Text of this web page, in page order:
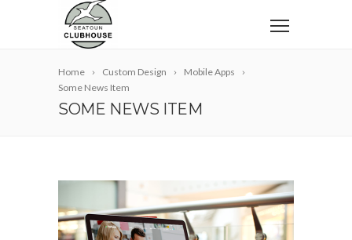
Home Custom Design
Mobile Apps
Some News Item
SOME NEWS ITEM